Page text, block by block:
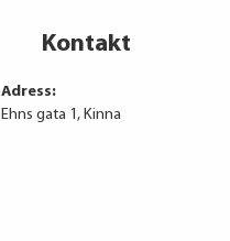
Kontakt
Adress:
Ehns gata 1, Kinna